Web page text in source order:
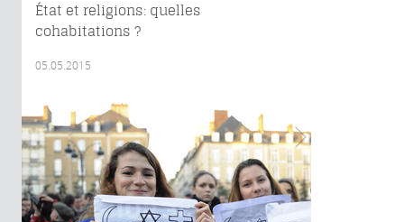
État et religions: quelles
cohabitations ?
05.05.2015